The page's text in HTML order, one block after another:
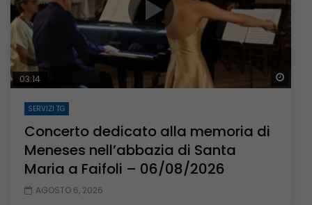
03:14
SERVIZI TG
Concerto dedicato alla memoria di
Meneses nell’abbazia di Santa
Maria a Faifoli – 06/08/2026
AGOSTO 6, 2026